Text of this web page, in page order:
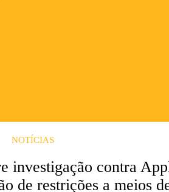
NOTÍCIAS
investigação contra
de restrições a meios